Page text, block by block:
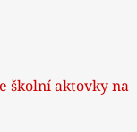
školní aktovky na